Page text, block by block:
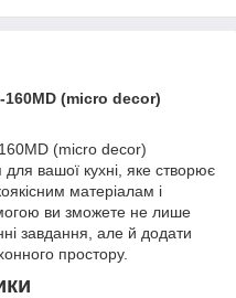
160MD (micro decor)
(micro decor)
вашої кухні, яке створює
матеріалам і
ви зможете не лише
завдання, але й додати
простору.